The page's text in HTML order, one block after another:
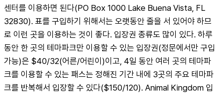
센터를 이용하면 된다(PO Box 1000 Lake Buena Vista, FL
32830). 표를 구입하기 위해서는 오랫동안 줄을 서 있어야 하므
로 이런 곳을 이용하는 것이 좋다. 입장권 종류도 많이 있다. 하루
동안 한 곳의 테마파크만 이용할 수 있는 입장권(정문에서만 구입
가능)은 $40/32(어른/어린이)이고, 4일 동안 여러 곳의 테마파
크를 이용할 수 있는 패스는 정해진 기간 내에 3곳의 주요 테마파
크를 반복해서 입장할 수 있다($150/120). Animal Kingdom 입